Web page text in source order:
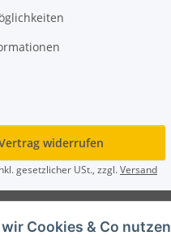
Cookies & Co nutzen
widerrufen
gesetzlicher USt., zzgl.Versand